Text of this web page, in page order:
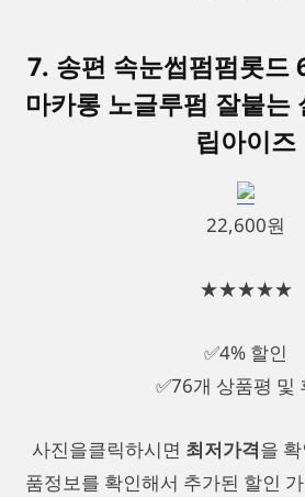
7. 송편 속눈썹펌펌롯드
마카롱 노글루펌 잘붙는
립아이즈
22,600원
★★★★★
✅4% 할인
✅76개 상품평 및
사진을클릭하시면 최저가격을
품정보를 확인해서 추가된 할인